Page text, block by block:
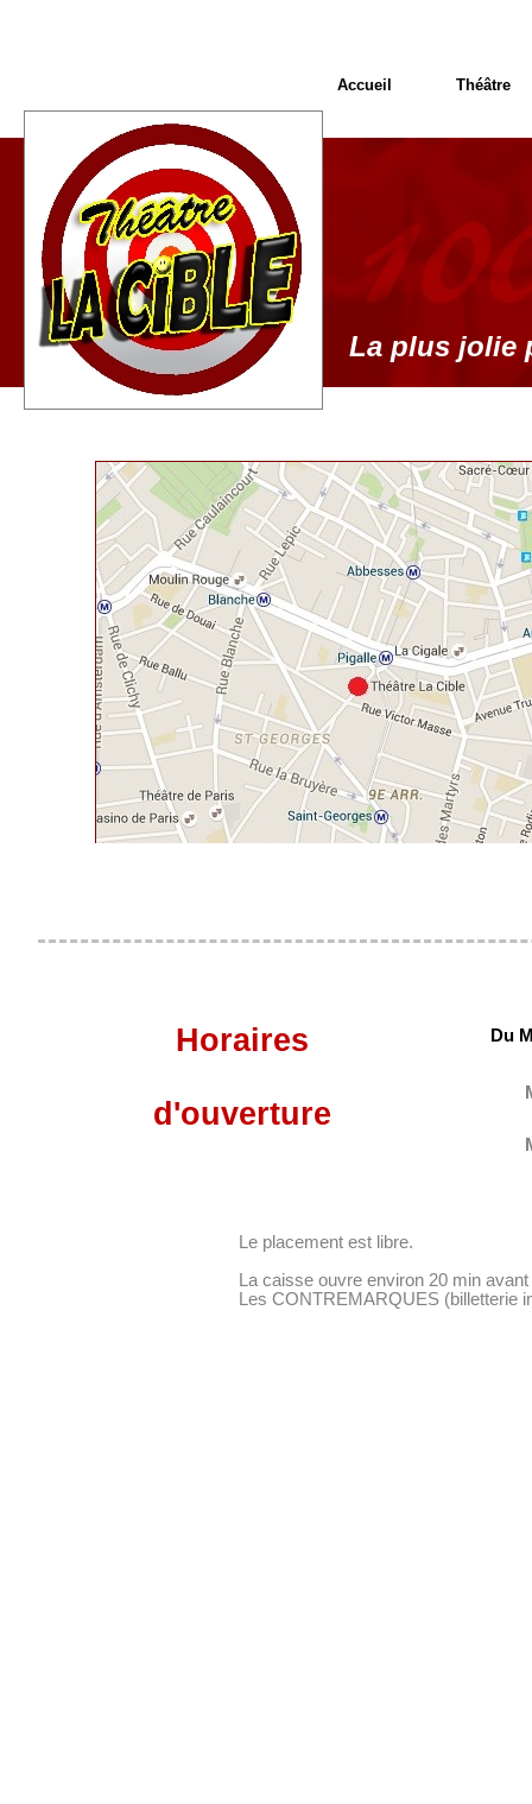
La plus jolie
Accueil Théâtre
Horaires
d'ouverture
Du
Le placement est libre.
La caisse ouvre environ 20 min
Les CONTREMARQUES (billetterie